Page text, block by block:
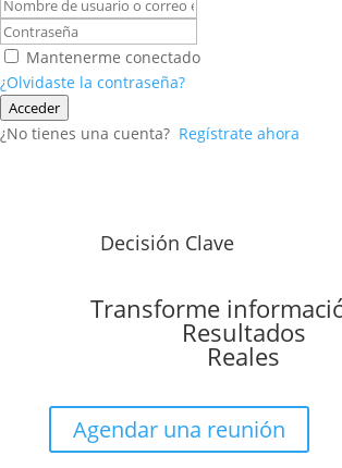
Mantenerme conectado
¿Olvidaste la contraseña?
Acceder
¿No tienes una cuenta? Regístrate ahora
Decisión Clave
Transforme
Resultados
Reales
Agendar una reunión